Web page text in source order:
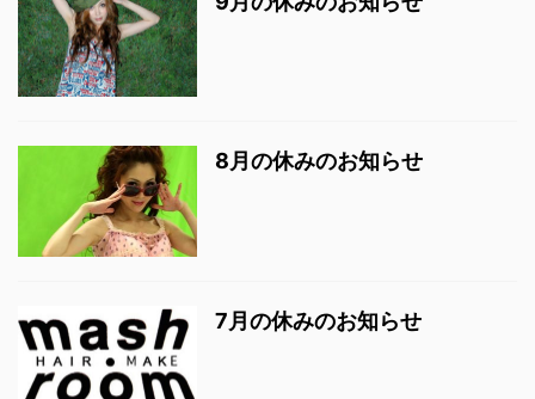
8月の休みのお知らせ
7月の休みのお知らせ